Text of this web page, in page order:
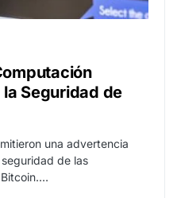
Seguridad de
una advertencia
de las